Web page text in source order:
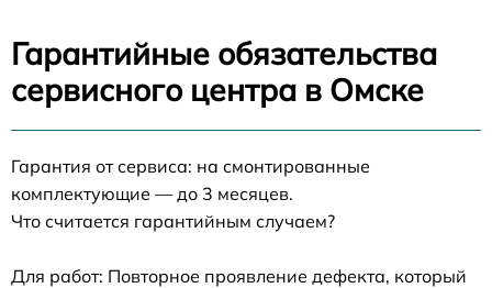
Гарантийные обязательства
сервисного центра в Омске
Гарантия от сервиса: на смонтированные
комплектующие — до 3 месяцев.
Что считается гарантийным случаем?
Для работ: Повторное проявление дефекта, который